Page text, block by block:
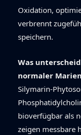
Oxidation,
verbrennt
speichern.
Was
normaler
Silymarin-
bioverfügbar als
zeigen messbare